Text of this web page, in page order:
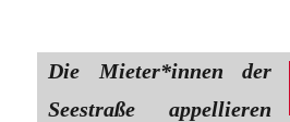
Die Mie­te­r*in­nen der
Seestraße appellieren